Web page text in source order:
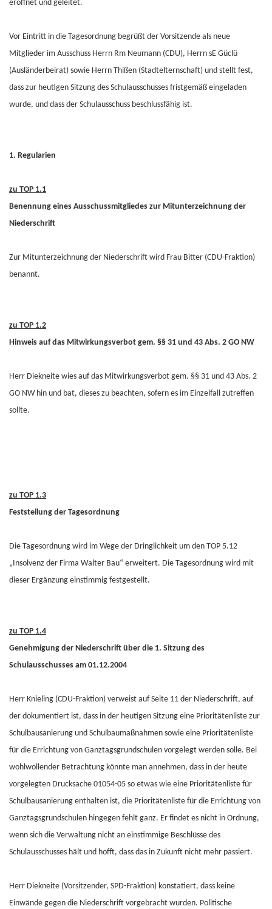
eröffnet und geleitet.
Vor Eintritt in die Tagesordnung begrüßt der Vorsitzende als neue
Mitglieder im Ausschuss Herrn Rm Neumann (CDU), Herrn sE Güclü
(Ausländerbeirat) sowie Herrn Thißen (Stadtelternschaft) und stellt fest,
dass zur heutigen Sitzung des Schulausschusses fristgemäß eingeladen
wurde, und dass der Schulausschuss beschlussfähig ist.
1. Regularien
zu TOP 1.1
Benennung eines Ausschussmitgliedes zur Mitunterzeichnung der
Niederschrift
Zur Mitunterzeichnung der Niederschrift wird Frau Bitter (CDU-Fraktion)
benannt.
zu TOP 1.2
Hinweis auf das Mitwirkungsverbot gem. §§ 31 und 43 Abs. 2 GO NW
Herr Diekneite wies auf das Mitwirkungsverbot gem. §§ 31 und 43 Abs. 2
GO NW hin und bat, dieses zu beachten, sofern es im Einzelfall zutreffen
sollte.
zu TOP 1.3
Feststellung der Tagesordnung
Die Tagesordnung wird im Wege der Dringlichkeit um den TOP 5.12
„Insolvenz der Firma Walter Bau“ erweitert. Die Tagesordnung wird mit
dieser Ergänzung einstimmig festgestellt.
zu TOP 1.4
Genehmigung der Niederschrift über die 1. Sitzung des
Schulausschusses am 01.12.2004
Herr Knieling (CDU-Fraktion) verweist auf Seite 11 der Niederschrift, auf
der dokumentiert ist, dass in der heutigen Sitzung eine Prioritätenliste zur
Schulbausanierung und Schulbaumaßnahmen sowie eine Prioritätenliste
für die Errichtung von Ganztagsgrundschulen vorgelegt werden solle. Bei
wohlwollender Betrachtung könnte man annehmen, dass in der heute
vorgelegten Drucksache 01054-05 so etwas wie eine Prioritätenliste für
Schulbausanierung enthalten ist, die Prioritätenliste für die Errichtung von
Ganztagsgrundschulen hingegen fehlt ganz. Er findet es nicht in Ordnung,
wenn sich die Verwaltung nicht an einstimmige Beschlüsse des
Schulausschusses hält und hofft, dass das in Zukunft nicht mehr passiert.
Herr Diekneite (Vorsitzender, SPD-Fraktion) konstatiert, dass keine
Einwände gegen die Niederschrift vorgebracht wurden. Politische